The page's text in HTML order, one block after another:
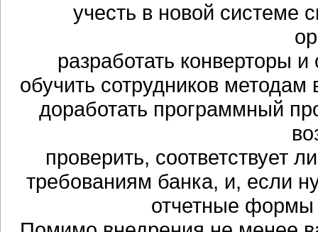
учесть в новой системе
разработать конверторы
обучить сотрудников
доработать программный
проверить, соответствует
требованиям банка, и, если
отчетные формы